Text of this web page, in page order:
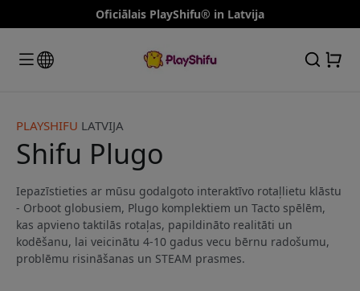
Oficiālais PlayShifu® in Latvija
PLAYSHIFU LATVIJA
Shifu Plugo
Iepazīstieties ar mūsu godalgoto interaktīvo rotaļlietu klāstu
- Orboot globusiem, Plugo komplektiem un Tacto spēlēm,
kas apvieno taktilās rotaļas, papildināto realitāti un
kodēšanu, lai veicinātu 4-10 gadus vecu bērnu radošumu,
problēmu risināšanas un STEAM prasmes.